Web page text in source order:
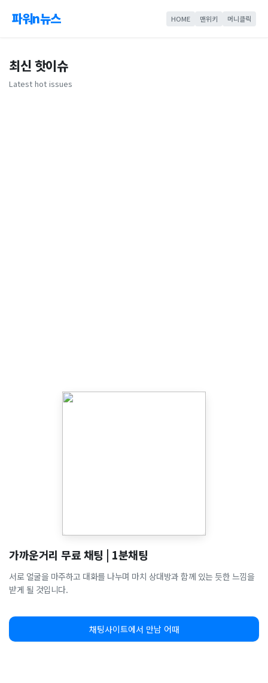
파워n뉴스 HOME 맨위키 머니클릭
최신 핫이슈
Latest hot issues
가까운거리 무료 채팅 | 1분채팅
서로 얼굴을 마주하고 대화를 나누며 마치 상대방과 함께 있는 듯한 느낌을
받게 될 것입니다.
채팅사이트에서 만남 어때